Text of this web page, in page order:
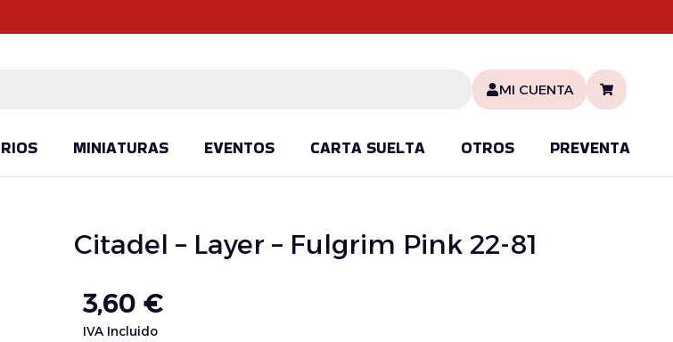
MI CUENTA
MINIATURAS EVENTOS CARTA SUELTA OTROS PREVENTA
Citadel – Layer – Fulgrim Pink 22-81
3,60 €
IVA Incluido